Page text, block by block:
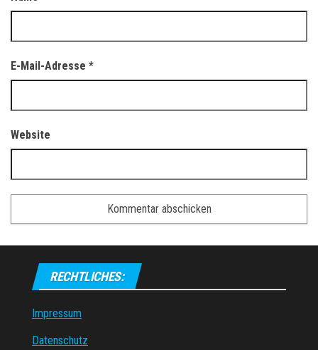
E-Mail-Adresse *
Website
RECHTLICHES:
Impressum
Datenschutz